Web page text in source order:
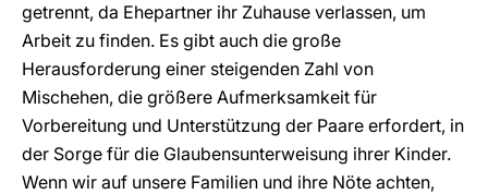
getrennt, da Ehepartner ihr Zuhause verlassen, um
Arbeit zu finden. Es gibt auch die große
Herausforderung einer steigenden Zahl von
Mischehen, die größere Aufmerksamkeit für
Vorbereitung und Unterstützung der Paare erfordert, in
der Sorge für die Glaubensunterweisung ihrer Kinder.
Wenn wir auf unsere Familien und ihre Nöte achten,